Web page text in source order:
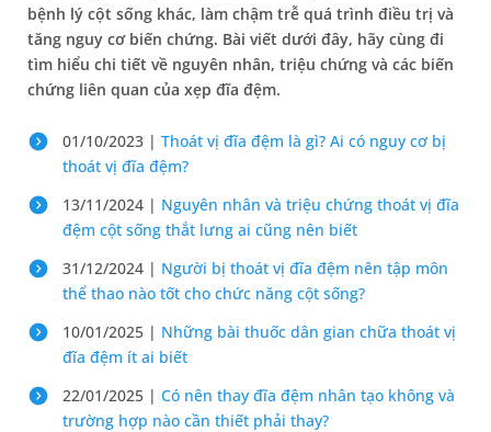
bệnh lý cột sống khác, làm chậm trễ quá trình điều trị và
tăng nguy cơ biến chứng. Bài viết dưới đây, hãy cùng đi
tìm hiểu chi tiết về nguyên nhân, triệu chứng và các biến
chứng liên quan của xẹp đĩa đệm.
01/10/2023 | Thoát vị đĩa đệm là gì? Ai có nguy cơ bị
thoát vị đĩa đệm?
13/11/2024 | Nguyên nhân và triệu chứng thoát vị đĩa
đệm cột sống thắt lưng ai cũng nên biết
31/12/2024 | Người bị thoát vị đĩa đệm nên tập môn
thể thao nào tốt cho chức năng cột sống?
10/01/2025 | Những bài thuốc dân gian chữa thoát vị
đĩa đệm ít ai biết
22/01/2025 | Có nên thay đĩa đệm nhân tạo không và
trường hợp nào cần thiết phải thay?